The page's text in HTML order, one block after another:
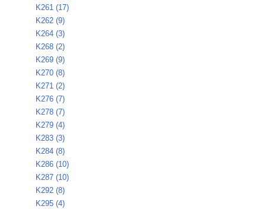
K261 (17)
K262 (9)
K264 (3)
K268 (2)
K269 (9)
K270 (8)
K271 (2)
K276 (7)
K278 (7)
K279 (4)
K283 (3)
K284 (8)
K286 (10)
K287 (10)
K292 (8)
K295 (4)